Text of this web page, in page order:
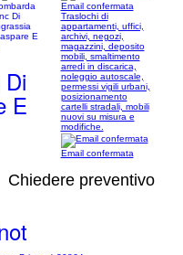
E
Email confermata
Traslochi di
appartamenti, uffici,
archivi, negozi,
magazzini, deposito
mobili, smaltimento
arredi in discarica,
noleggio autoscale,
permessi vigili urbani,
posizionamento
cartelli stradali, mobili
nuovi su misura e
modifiche.
Chiedere preventivo
Email confermata